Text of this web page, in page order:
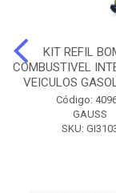
KIT REFIL
COMBUSTIVEL
VEICULOS
Código:
GAUSS
SKU: